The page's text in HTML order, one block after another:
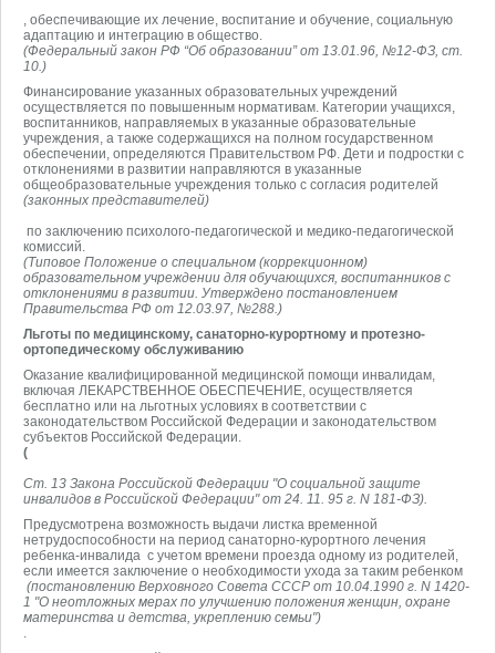
, обеспечивающие их лечение, воспитание и обучение, социальную
адаптацию и интеграцию в общество.
(Федеральный закон РФ “Об образовании” от 13.01.96, №12-ФЗ, ст.
10.)
Финансирование указанных образовательных учреждений
осуществляется по повышенным нормативам. Категории учащихся,
воспитанников, направляемых в указанные образовательные
учреждения, а также содержащихся на полном государственном
обеспечении, определяются Правительством РФ. Дети и подростки с
отклонениями в развитии направляются в указанные
общеобразовательные учреждения только с согласия родителей
(законных представителей)
по заключению психолого-педагогической и медико-педагогической
комиссий.
(Типовое Положение о специальном (коррекционном)
образовательном учреждении для обучающихся, воспитанников с
отклонениями в развитии. Утверждено постановлением
Правительства РФ от 12.03.97, №288.)
Льготы по медицинскому, санаторно-курортному и протезно-
ортопедическому обслуживанию
Оказание квалифицированной медицинской помощи инвалидам,
включая ЛЕКАРСТВЕННОЕ ОБЕСПЕЧЕНИЕ, осуществляется
бесплатно или на льготных условиях в соответствии с
законодательством Российской Федерации и законодательством
субъектов Российской Федерации.
(
Ст. 13 Закона Российской Федерации "О социальной защите
инвалидов в Российской Федерации" от 24. 11. 95 г. N 181-ФЗ).
Предусмотрена возможность выдачи листка временной
нетрудоспособности на период санаторно-курортного лечения
ребенка-инвалида с учетом времени проезда одному из родителей,
если имеется заключение о необходимости ухода за таким ребенком
(постановлению Верховного Совета СССР от 10.04.1990 г. N 1420-
1 "О неотложных мерах по улучшению положения женщин, охране
материнства и детства, укреплению семьи")
.